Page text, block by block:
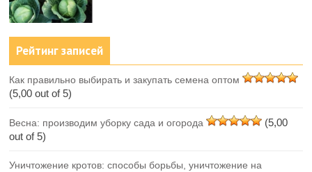
Рейтинг записей
Как правильно выбирать и закупать семена оптом
(5,00 out of 5)
Весна: производим уборку сада и огорода
(5,00
out of 5)
Уничтожение кротов: способы борьбы, уничтожение на